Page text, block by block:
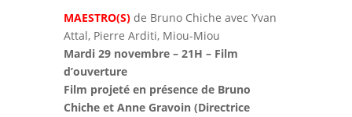
MAESTRO(S) de Bruno Chiche avec Yvan
Attal, Pierre Arditi, Miou-Miou
Mardi 29 novembre – 21H – Film
d’ouverture
Film projeté en présence de Bruno
Chiche et Anne Gravoin (Directrice